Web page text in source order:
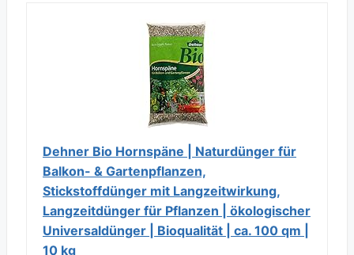
Dehner Bio Hornspäne | Naturdünger für
Balkon- & Gartenpflanzen,
Stickstoffdünger mit Langzeitwirkung,
Langzeitdünger für Pflanzen | ökologischer
Universaldünger | Bioqualität | ca. 100 qm |
10 kg